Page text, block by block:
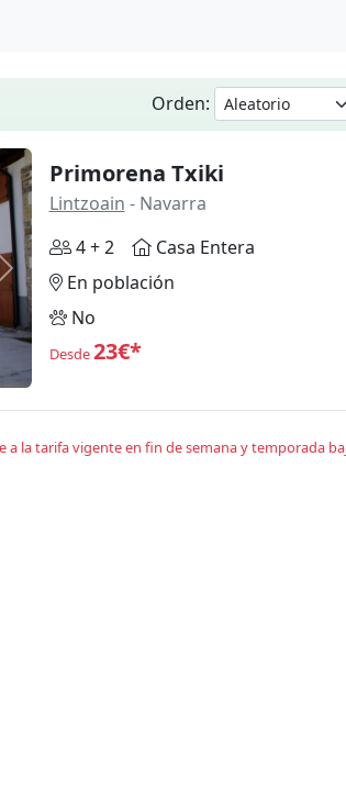
Orden:
Siguiente
Primorena Txiki
Lintzoain - Navarra
4 + 2
Casa Entera
En población
No
Desde23€*
a la tarifa vigente en fin de semana y temporada